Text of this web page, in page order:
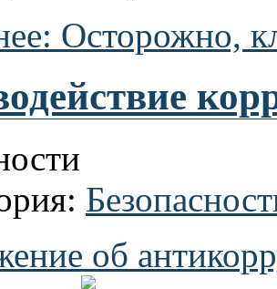
Осторожно,
об